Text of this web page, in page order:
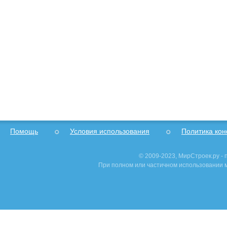
Помощь Условия использования Политика
© 2009-2023, МирСтроек.ру -
При полном или частичном использовании